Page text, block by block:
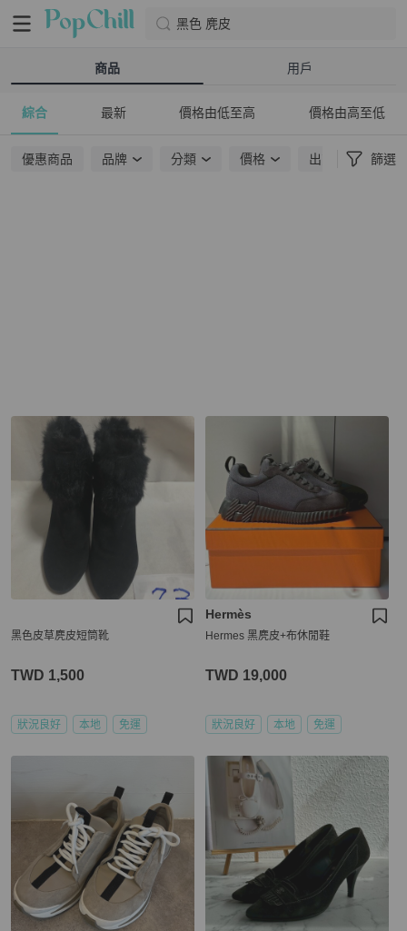
黑色 麂皮
商品 用戶
綜合 最新 價格由低至高 價格由高至低
優惠商品 品牌 分類 價格 出貨地點 篩選
黑色皮草麂皮短筒靴
TWD 1,500
狀況良好 本地 免運
Hermès
Hermes 黑麂皮+布休閒鞋
TWD 19,000
狀況良好 本地 免運